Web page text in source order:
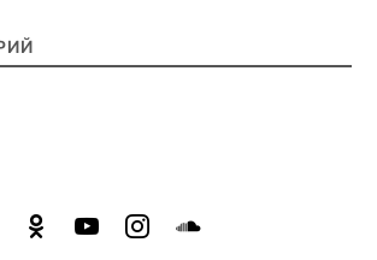
odnoklassniki
youtubeinstagramsoundcloud